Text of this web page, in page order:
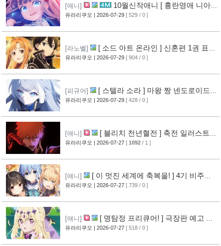
[애니]
10월신작애니 [ 흉란영애 니아
리스톤 ] PV 영상 공개 [13]
유라리쿠오 | 2026-07-29 [ 529 / 0 ]
[라노벨]
[ 소드 아트 온라인 ] 신혼편 1권 표지
공개 [16]
유라리쿠오 | 2026-07-29 [ 904 / 0 ]
[피규어]
[ 스텔라 소라 ] 마왕 짱 넨도로이드
공개 [10]
유라리쿠오 | 2026-07-29 [ 428 / 0 ]
[애니]
[ 블리치 천년혈전 ] 축전 일러스트 &
오프닝 영상 공개
[14]
유라리쿠오 | 2026-07-27 [ 1092 / 1 ]
[애니]
[ 이 멋진 세계에 축복을! ] 4기 비주얼
그림 공개
[14]
유라리쿠오 | 2026-07-27 [ 739 / 0 ]
[애니]
[ 명탐정 프리큐어! ] 극장판 예고 영
상 공개
[10]
유라리쿠오 | 2026-07-27 [ 518 / 0 ]